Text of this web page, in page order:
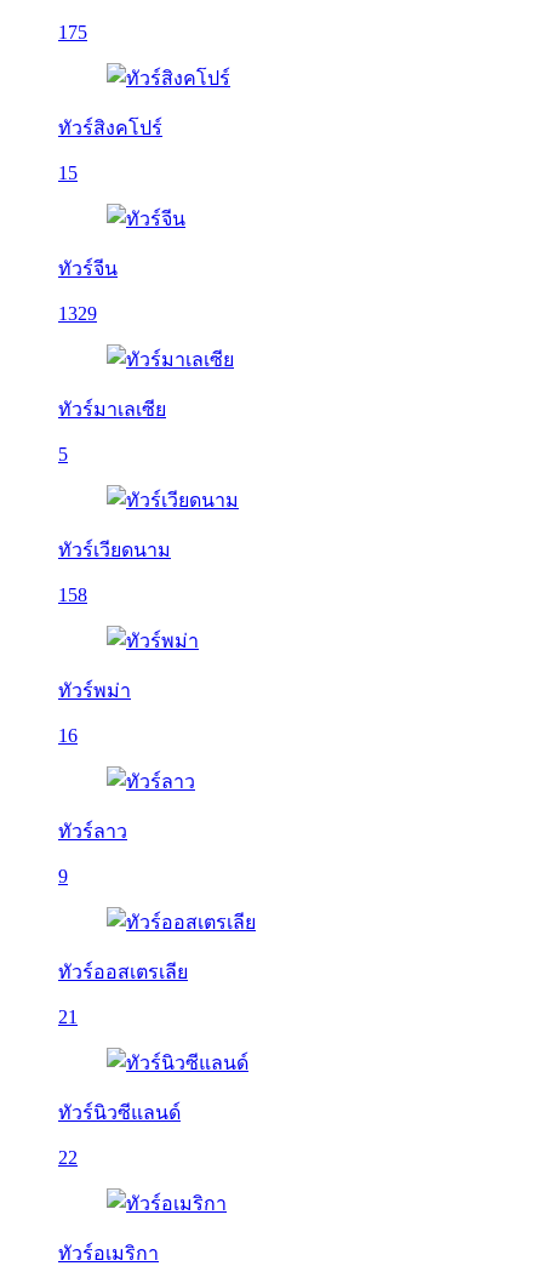
175
ทัวร์สิงคโปร์
15
ทัวร์จีน
1329
ทัวร์มาเลเซีย
5
ทัวร์เวียดนาม
158
ทัวร์พม่า
16
ทัวร์ลาว
9
ทัวร์ออสเตรเลีย
21
ทัวร์นิวซีแลนด์
22
ทัวร์อเมริกา